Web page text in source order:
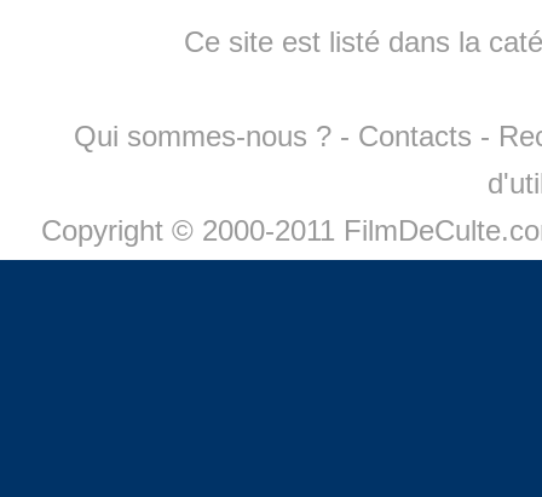
Ce site est listé dans la
Qui sommes-nous ? - Contacts -
Copyright © 2000-2011